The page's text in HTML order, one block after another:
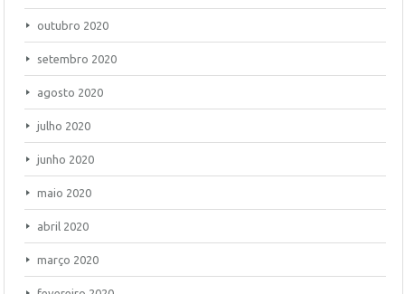
outubro 2020
setembro 2020
agosto 2020
julho 2020
junho 2020
maio 2020
abril 2020
março 2020